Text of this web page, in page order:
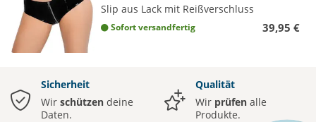
Slip aus Lack mit Reißverschluss
Sofort versandfertig 39,95 €
Sicherheit
Wir schützen deine
Daten.
Qualität
Wir prüfen alle
Produkte.